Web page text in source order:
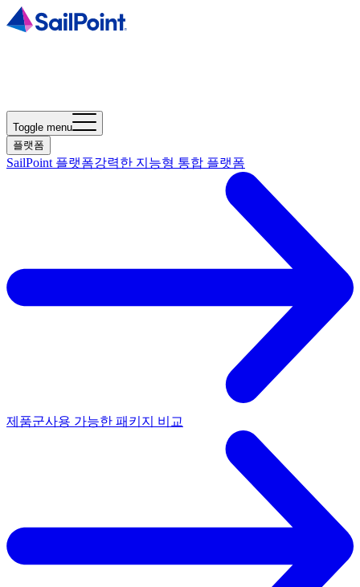
Toggle menu
플랫폼
SailPoint 플랫폼강력한 지능형 통합 플랫폼
제품군사용 가능한 패키지 비교